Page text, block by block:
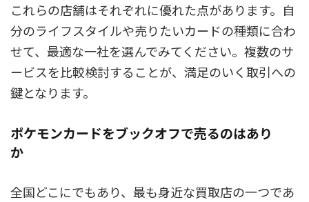
これらの店舗はそれぞれに優れた点があります。自
分のライフスタイルや売りたいカードの種類に合わ
せて、最適な一社を選んでみてください。複数のサ
ービスを比較検討することが、満足のいく取引への
鍵となります。
ポケモンカードをブックオフで売るのはあり
か
全国どこにでもあり、最も身近な買取店の一つであ